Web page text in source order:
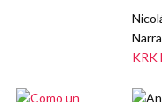
KRK